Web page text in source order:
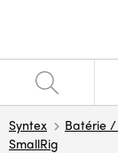
Syntex Batérie
SmallRig